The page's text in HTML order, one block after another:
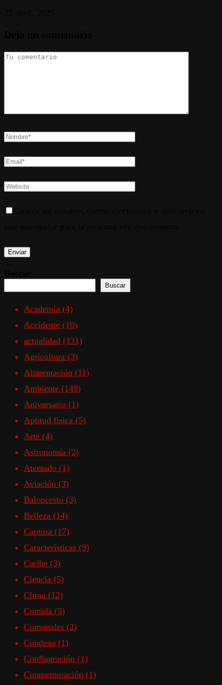
Buscar
Academia (4)
Accidente (10)
actualidad (131)
Agricultura (3)
Alimentación (11)
Ambiente (149)
Aniversario (1)
Aptitud física (5)
Arte (4)
Astronomía (2)
Atentado (1)
Aviación (3)
Baloncesto (3)
Belleza (14)
Captura (17)
Características (9)
Caribe (3)
Ciencia (5)
Clima (12)
Comida (5)
Comunales (2)
Condena (1)
Conflagración (1)
Conmemoración (1)